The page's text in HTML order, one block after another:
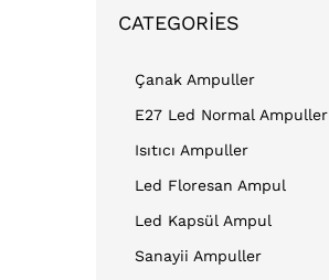
CATEGORIES
Çanak Ampuller
E27 Led Normal Ampuller
Isıtıcı Ampuller
Led Floresan Ampul
Led Kapsül Ampul
Sanayii Ampuller